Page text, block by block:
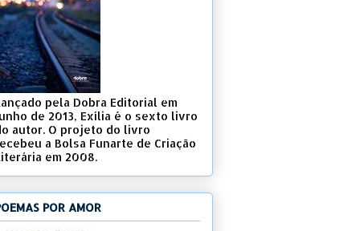
pela Dobra Editorial em
de 2013, Exília é o sexto livro
autor. O projeto do livro
a Bolsa Funarte de Criação
em 2008.
POR AMOR